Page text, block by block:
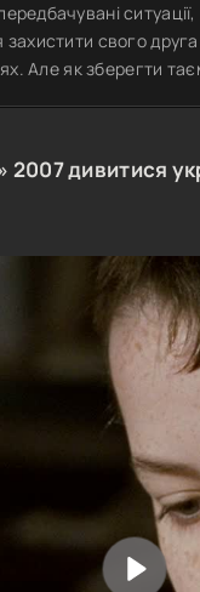
свого друга
Але як зберегти
2007дивитися